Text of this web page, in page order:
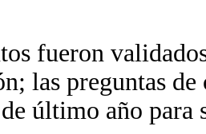
fueron
las preguntas
último año